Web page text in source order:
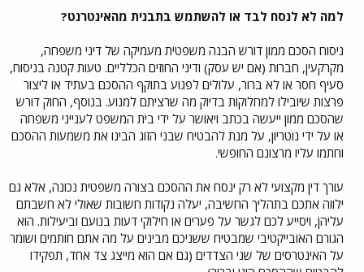
למה לא לנסח לבד או להשתמש בתבנית מהאינטרנט?
ניסוח הסכם ממון דורש הבנה משפטית מעמיקה של דיני משפחה,
מקרקעין, חברות (אם יש עסק) ודיני החוזים הכלליים. טעות קטנה בניסוח,
סעיף חסר או לא ברור, עלולים לפגוע בתוקף ההסכם בעתיד או ליצור
פרצות שיובילו למחלוקות בדיוק מה שרציתם למנוע. בנוסף, החוק דורש
שהסכם ממון ייעשה בכתב ויאושר על ידי בית המשפט לענייני משפחה
או על ידי נוטריון, על מנת להבטיח שבני הזוג הבינו את משמעות ההסכם
וחתמו עליו מרצונם החופשי.
עורך דין מקצועי לא רק ינסח את ההסכם בצורה משפטית נכונה, אלא גם
ילווה אתכם בתהליך החשיבה, יעלה נקודות חשובות שאולי לא חשבתם
עליהן, ויסייע לכם לגשר על פערים או חילוקי דעות בנועם וביעילות. הוא
הגורם האובייקטיבי שמבטיח ששניכם מבינים על מה אתם חותמים ושומר
על האינטרסים של שני הצדדים (גם אם הוא מייצג צד אחד, תפקידו